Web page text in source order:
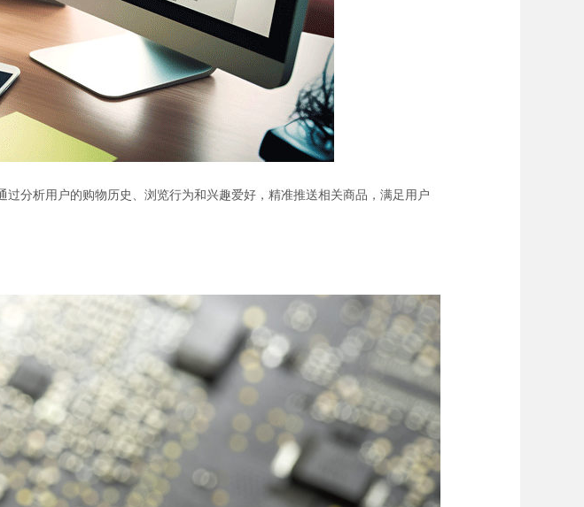
分析用户的购物历史、浏览行为和兴趣爱好，精准推送相关商品，满足用户